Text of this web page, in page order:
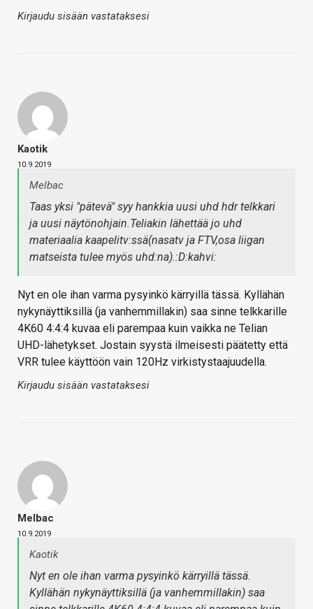
Kirjaudu sisään vastataksesi
Kaotik
10.9.2019
Melbac
Taas yksi "pätevä" syy hankkia uusi uhd hdr telkkari
ja uusi näytönohjain.Teliakin lähettää jo uhd
materiaalia kaapelitv:ssä(nasatv ja FTV,osa liigan
matseista tulee myös uhd:na).:D:kahvi:
Nyt en ole ihan varma pysyinkö kärryillä tässä. Kyllähän
nykynäyttiksillä (ja vanhemmillakin) saa sinne telkkarille
4K60 4:4:4 kuvaa eli parempaa kuin vaikka ne Telian
UHD-lähetykset. Jostain syystä ilmeisesti päätetty että
VRR tulee käyttöön vain 120Hz virkistystaajuudella.
Kirjaudu sisään vastataksesi
Melbac
10.9.2019
Kaotik
Nyt en ole ihan varma pysyinkö kärryillä tässä.
Kyllähän nykynäyttiksillä (ja vanhemmillakin) saa